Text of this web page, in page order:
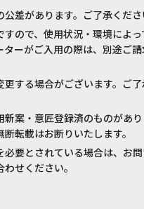
差があります。ご了承くださ
ので、使用状況・環境によっ
ターがご入用の際は、別途ご
する場合がございます。ご
案・意匠登録済のものがあ
転載はお断りいたします。
要とされている場合は、お
せください。